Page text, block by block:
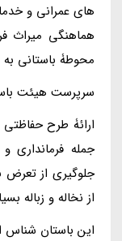
های عمرانی و
هماهنگی میراث
محوطۀ باستانی به
سرپرست هیئت
ارائۀ طرح
جمله فرمانداری
جلوگیری از
از نخاله و زباله
این باستان شناس